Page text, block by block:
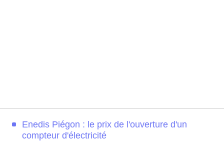
Enedis Piégon : le prix de l'ouverture d'un
compteur d'électricité